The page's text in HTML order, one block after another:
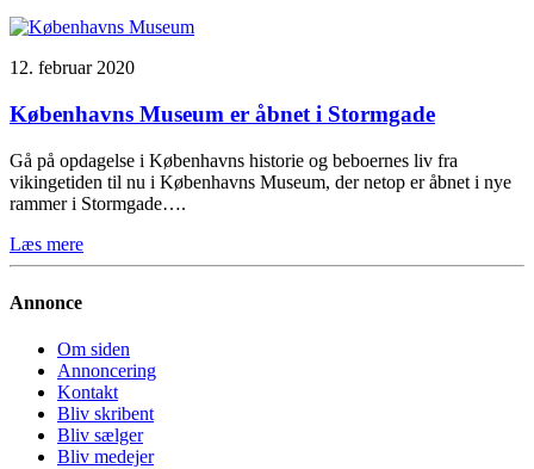
12. februar 2020
Københavns Museum er åbnet i Stormgade
Gå på opdagelse i Københavns historie og beboernes liv fra
vikingetiden til nu i Københavns Museum, der netop er åbnet i nye
rammer i Stormgade….
Læs mere
Annonce
Om siden
Annoncering
Kontakt
Bliv skribent
Bliv sælger
Bliv medejer